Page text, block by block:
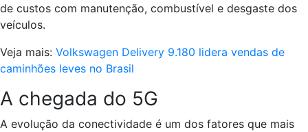
de custos com manutenção, combustível e desgaste dos
veículos.
Veja mais: Volkswagen Delivery 9.180 lidera vendas de
caminhões leves no Brasil
A chegada do 5G
A evolução da conectividade é um dos fatores que mais